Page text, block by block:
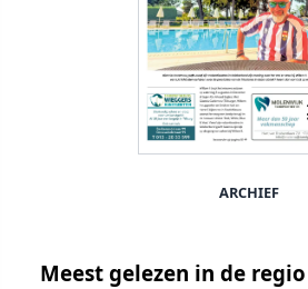
ARCHIEF
Meest gelezen in de regio